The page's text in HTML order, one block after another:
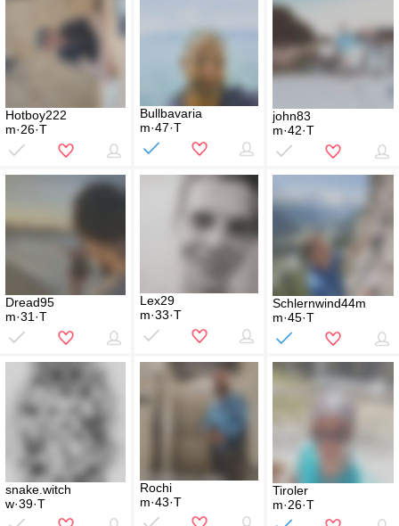
Hotboy222
m·26·T
Bullbavaria
m·47·T
john83
m·42·T
Dread95
m·31·T
Lex29
m·33·T
Schlernwind44m
m·45·T
snake.witch
w·39·T
Rochi
m·43·T
Tiroler
m·26·T